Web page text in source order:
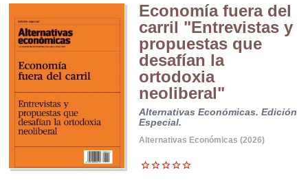
Economía fuera del
carril "Entrevistas y
propuestas que
desafían la
ortodoxia
neoliberal"
Alternativas Económicas. Edición
Especial.
Alternativas Económicas (2026)